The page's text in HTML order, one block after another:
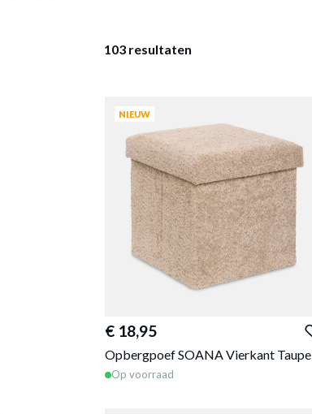
103 resultaten
NIEUW
€ 18,95
Opbergpoef SOANA Vierkant Taupe
Op voorraad